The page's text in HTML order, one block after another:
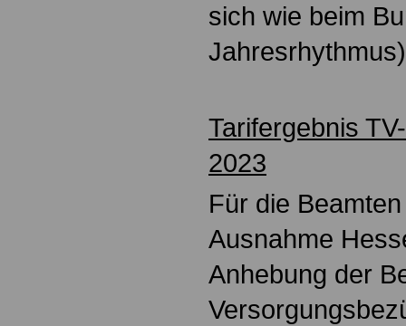
sich wie beim
Tarifergebnis
2023
Für die
Ausnahme
Anhebung der